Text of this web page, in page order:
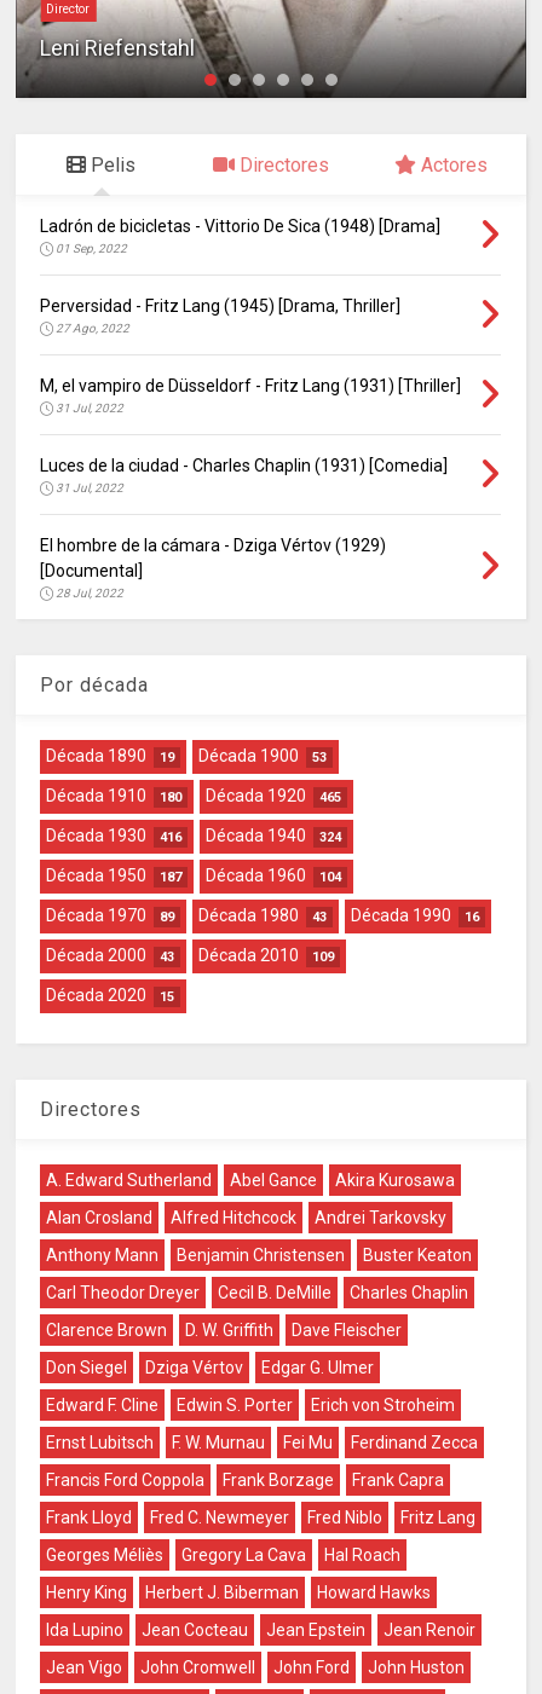
Director
Leni Riefenstahl
Pelis Directores Actores
Ladrón de bicicletas - Vittorio De Sica (1948) [Drama]
01 Sep, 2022
Perversidad - Fritz Lang (1945) [Drama, Thriller]
27 Ago, 2022
M, el vampiro de Düsseldorf - Fritz Lang (1931) [Thriller]
31 Jul, 2022
Luces de la ciudad - Charles Chaplin (1931) [Comedia]
31 Jul, 2022
El hombre de la cámara - Dziga Vértov (1929)
[Documental]
28 Jul, 2022
Por década
Década 1890 19 Década 1900 53
Década 1910 180 Década 1920 465
Década 1930 416 Década 1940 324
Década 1950 187 Década 1960 104
Década 1970 89 Década 1980 43 Década 1990 16
Década 2000 43 Década 2010 109
Década 2020 15
Directores
A. Edward Sutherland Abel Gance
Akira Kurosawa
Alan Crosland
Alfred Hitchcock
Andrei Tarkovsky
Anthony Mann
Benjamin Christensen
Buster Keaton
Carl Theodor Dreyer
Cecil B. DeMille
Charles Chaplin
Clarence Brown
D. W. Griffith
Dave Fleischer
Don Siegel
Dziga Vértov
Edgar G. Ulmer
Edward F. Cline
Edwin S. Porter
Erich von Stroheim
Ernst Lubitsch
F. W. Murnau Fei Mu
Ferdinand Zecca
Francis Ford Coppola
Frank Borzage
Frank Capra
Frank Lloyd
Fred C. Newmeyer Fred Niblo
Fritz Lang
Georges Méliès
Gregory La Cava
Hal Roach
Henry King
Herbert J. Biberman
Howard Hawks
Ida Lupino
Jean Cocteau Jean Epstein
Jean Renoir
Jean Vigo
John Cromwell John Ford
John Huston